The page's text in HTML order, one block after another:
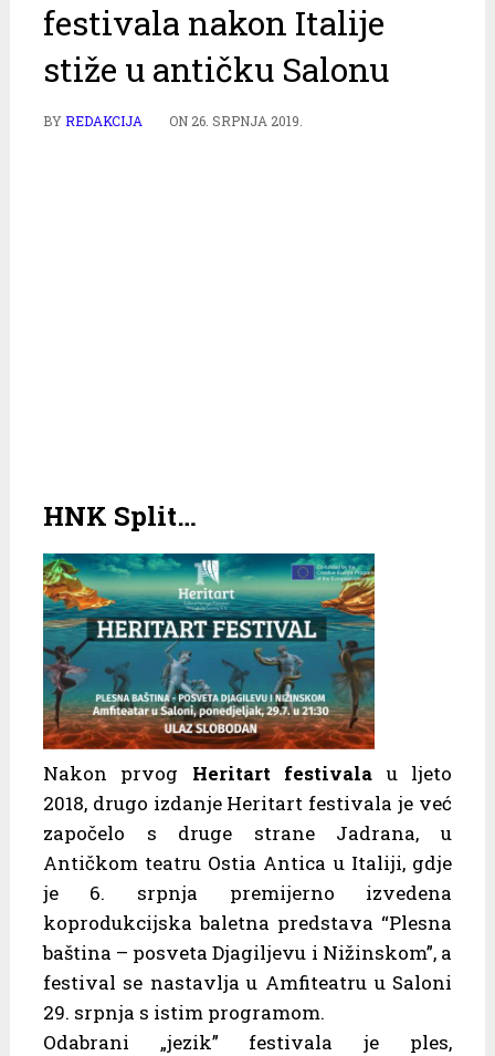
festivala nakon Italije
stiže u antičku Salonu
BYREDAKCIJA ON 26. SRPNJA 2019.
HNK Split…
Nakon prvog Heritart festivala u ljeto
2018, drugo izdanje Heritart festivala je već
započelo s druge strane Jadrana, u
Antičkom teatru Ostia Antica u Italiji, gdje
je 6. srpnja premijerno izvedena
koprodukcijska baletna predstava “Plesna
baština – posveta Djagiljevu i Nižinskom”, a
festival se nastavlja u Amfiteatru u Saloni
29. srpnja s istim programom.
Odabrani „jezik” festivala je ples,